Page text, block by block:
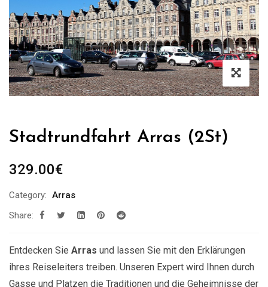
Stadtrundfahrt Arras (2St)
329.00€
Category: Arras
Share:
Entdecken Sie Arras und lassen Sie mit den Erklärungen
ihres Reiseleiters treiben. Unseren Expert wird Ihnen durch
Gasse und Platzen die Traditionen und die Geheimnisse der